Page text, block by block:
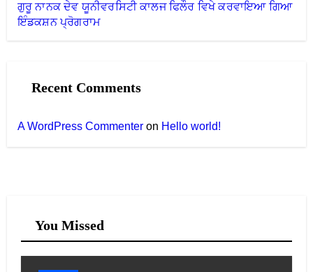
ਗੁਰੂ ਨਾਨਕ ਦੇਵ ਯੂਨੀਵਰਸਿਟੀ ਕਾਲਜ ਫਿਲੌਰ ਵਿਖੇ ਕਰਵਾਇਆ ਗਿਆ
ਇੰਡਕਸ਼ਨ ਪ੍ਰੋਗਰਾਮ
Recent Comments
A WordPress Commenteron Hello world!
You Missed